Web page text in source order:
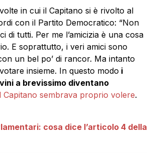
in cui il Capitano si è rivolto al
con il Partito Democratico: “Non
di tutti. Per me l’amicizia è una cosa
E soprattutto, i veri amici sono
un bel po’ di rancor. Ma intanto
insieme. In questo modo i
a brevissimo diventano
Capitano sembrava proprio volere.
cosa dice l’articolo 4 della